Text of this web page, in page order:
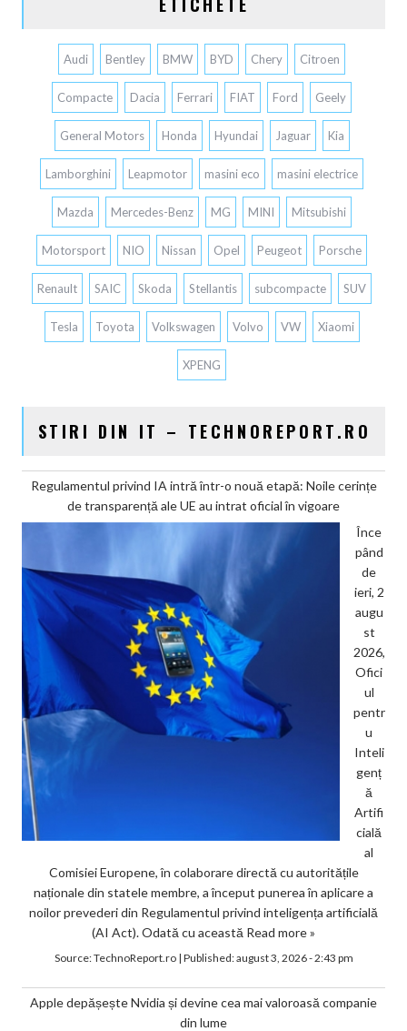
Audi Bentley BMW BYD Chery Citroen
Compacte Dacia Ferrari FIAT Ford Geely
General Motors Honda Hyundai Jaguar Kia
Lamborghini Leapmotor masini eco masini electrice
Mazda Mercedes-Benz MG MINI Mitsubishi
Motorsport NIO Nissan Opel Peugeot Porsche
Renault SAIC Skoda Stellantis subcompacte SUV
Tesla Toyota Volkswagen Volvo VW Xiaomi
XPENG
STIRI DIN IT – TECHNOREPORT.RO
Regulamentul privind IA intră într-o nouă etapă: Noile cerințe
de transparență ale UE au intrat oficial în vigoare
Înce
pând
de
ieri, 2
augu
st
2026,
Ofici
ul
pentr
u
Inteli
genț
ă
Artifi
cială
al
Comisiei Europene, în colaborare directă cu autoritățile
naționale din statele membre, a început punerea în aplicare a
noilor prevederi din Regulamentul privind inteligența artificială
(AI Act). Odată cu această Read more »
Source:TechnoReport.ro| Published:august 3, 2026 - 2:43 pm
Apple depășește Nvidia și devine cea mai valoroasă companie
din lume